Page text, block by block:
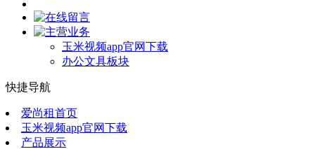
玉米视频app官网下载
办公文具板块
快捷导航
爱尚租首页
玉米视频app官网下载
产品展示